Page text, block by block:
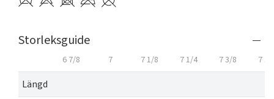
Storleksguide
6 7/8 7 7 1/8 7 1/4 7 3/8 7 1/
Längd